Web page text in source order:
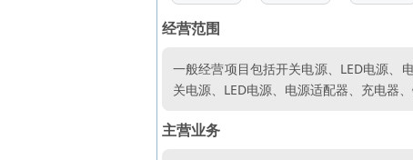
经营范围
一般经营项目包括开关电源、LED电源、
关电源、LED电源、电源适配器、充电器
主营业务